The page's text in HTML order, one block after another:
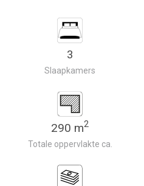
3
Slaapkamers
290 m2
Totale oppervlakte ca.